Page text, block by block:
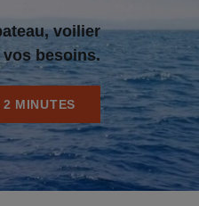
voilier
besoins.
MINUTES